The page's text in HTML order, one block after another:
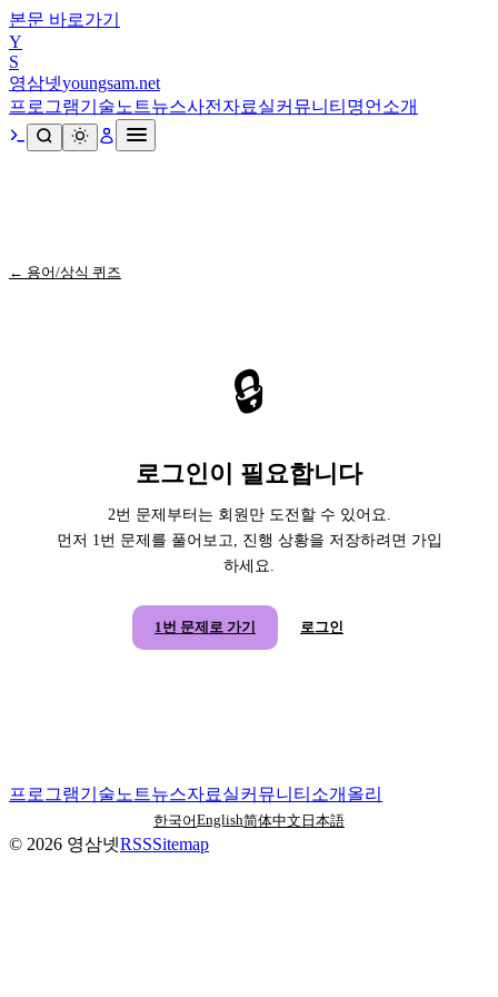
본문 바로가기
Y
S
영삼넷youngsam.net
프로그램기술노트뉴스사전 자료실커뮤니티 명언 소개
← 용어/상식 퀴즈
🔒
로그인이 필요합니다
2번 문제부터는 회원만 도전할 수 있어요.
먼저 1번 문제를 풀어보고, 진행 상황을 저장하려면 가입
하세요.
1번 문제로 가기 로그인
프로그램기술노트뉴스자료실커뮤니티 소개 올리
한국어English简体中文 日本語
© 2026 영삼넷RSSSitemap